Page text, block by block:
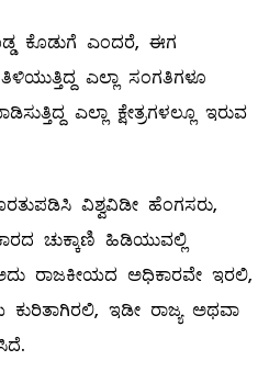
ಕೊಡುಗೆ ಎಂದರೆ, ಈಗ
ಎಲ್ಲಾ ಸಂಗತಿಗಳೂ
ಎಲ್ಲಾ ಕ್ಷೇತ್ರಗಳಲ್ಲೂ ಇರುವ
ವಿಶ್ವವಿಡೀ ಹೆಂಗಸರು,
ಚುಕ್ಕಾಣಿ ಹಿಡಿಯುವಲ್ಲಿ
ರಾಜಕೀಯದ ಅಧಿಕಾರವೇ ಇರಲಿ,
ಇಡೀ ರಾಜ್ಯ ಅಥವಾ